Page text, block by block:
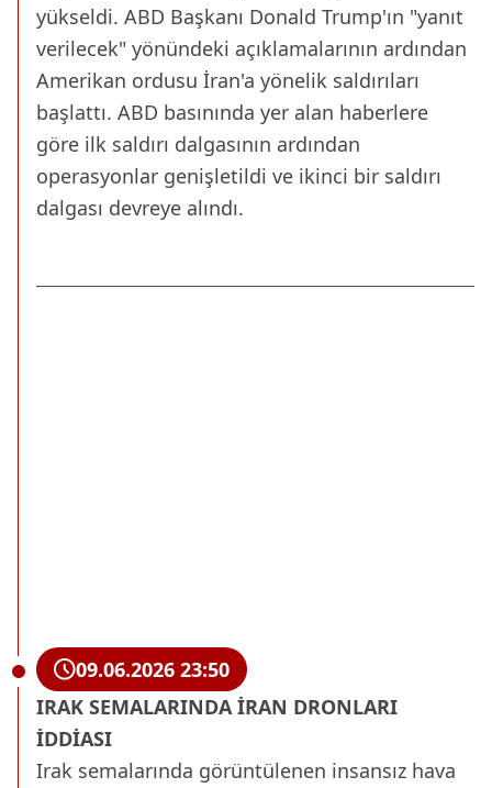
yükseldi. ABD Başkanı Donald Trump'ın "yanıt
verilecek" yönündeki açıklamalarının ardından
Amerikan ordusu İran'a yönelik saldırıları
başlattı. ABD basınında yer alan haberlere
göre ilk saldırı dalgasının ardından
operasyonlar genişletildi ve ikinci bir saldırı
dalgası devreye alındı.
09.06.2026 23:50
IRAK SEMALARINDA İRAN DRONLARI
İDDİASI
Irak semalarında görüntülenen insansız hava